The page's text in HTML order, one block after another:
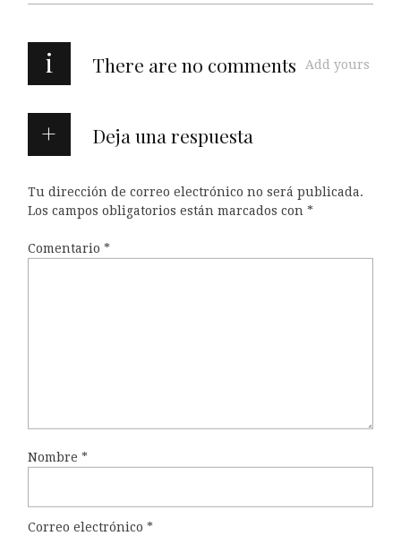
i There are no comments Add yours
Deja una respuesta
Tu dirección de correo electrónico no será publicada.
Los campos obligatorios están marcados con *
Comentario *
Nombre *
Correo electrónico *